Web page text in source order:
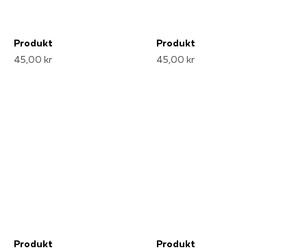
Produkt
45,00 kr
Produkt
45,00 kr
Produkt
Produkt